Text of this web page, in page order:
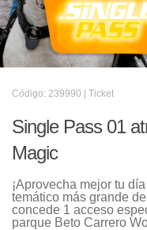
Código: 239990 | Ticket
Single Pass 01
Magic
¡Aprovecha mejor tu
temático más grande
concede 1 acceso
parque Beto Carrero